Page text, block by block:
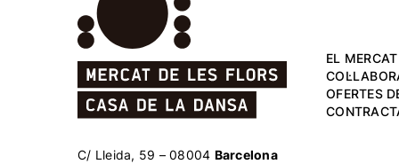
EL MERCAT
OFERTES
C/ Lleida, 59 – 08004 Barcelona